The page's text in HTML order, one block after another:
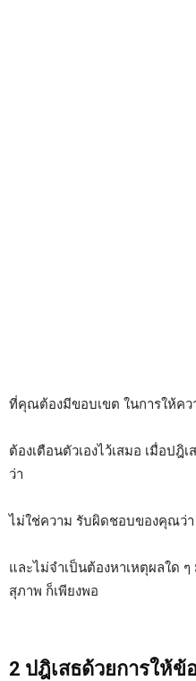
ที่คุณต้องมีขอบเขต ในการให้ค
ต้องเตือนตัวเองไว้เสมอ เมื่อป
ว่า
ไม่ใช่ความ รับผิดชอบของคุณว่
และไม่จำเป็นต้องหาเหตุผลใด
สุภาพ ก็เพียงพอ
2 ปฎิเสธด้วยการให้ข้